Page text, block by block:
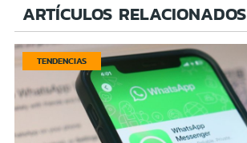
ARTÍCULOS RELACIONADOS
TENDENCIAS